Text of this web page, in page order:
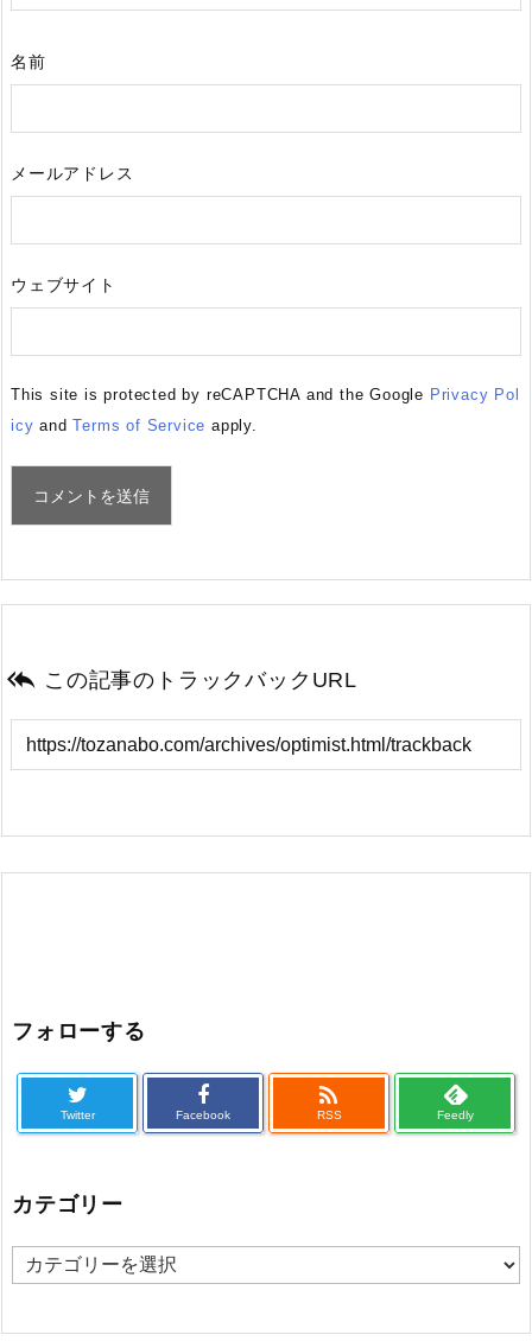
名前
メールアドレス
ウェブサイト
This site is protected by reCAPTCHA and the Google Privacy Pol
icy andTerms of Service apply.
 この記事のトラックバックURL
フォローする
Twitter Facebook

RSS Feedly
カテゴリー
カ